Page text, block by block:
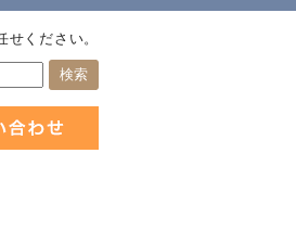
ください。